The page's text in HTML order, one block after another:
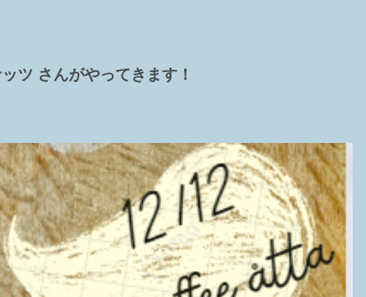
ツ さんがやってきます！